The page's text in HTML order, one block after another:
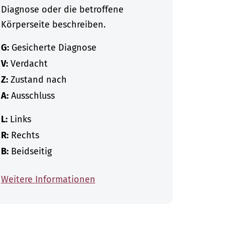
Diagnose oder die betroffene
Körperseite beschreiben.
G:Gesicherte Diagnose
V:Verdacht
Z:Zustand nach
A:Ausschluss
L:Links
R:Rechts
B:Beidseitig
Weitere Informationen